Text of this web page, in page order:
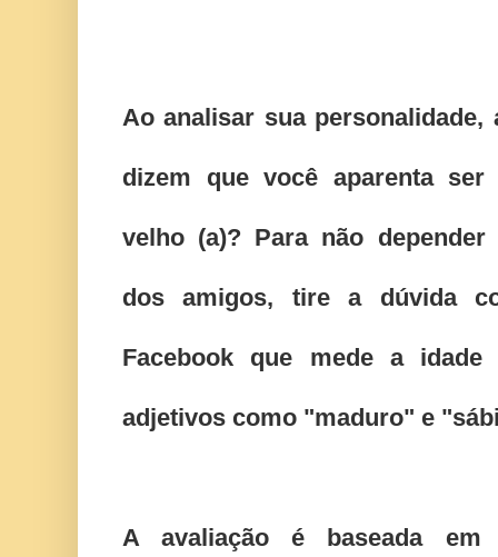
Ao analisar sua personalidade,
dizem que você aparenta
velho (a)? Para não
dos amigos, tire a dúvida
Facebook que mede a
adjetivos como "maduro" e
A avaliação é baseada em